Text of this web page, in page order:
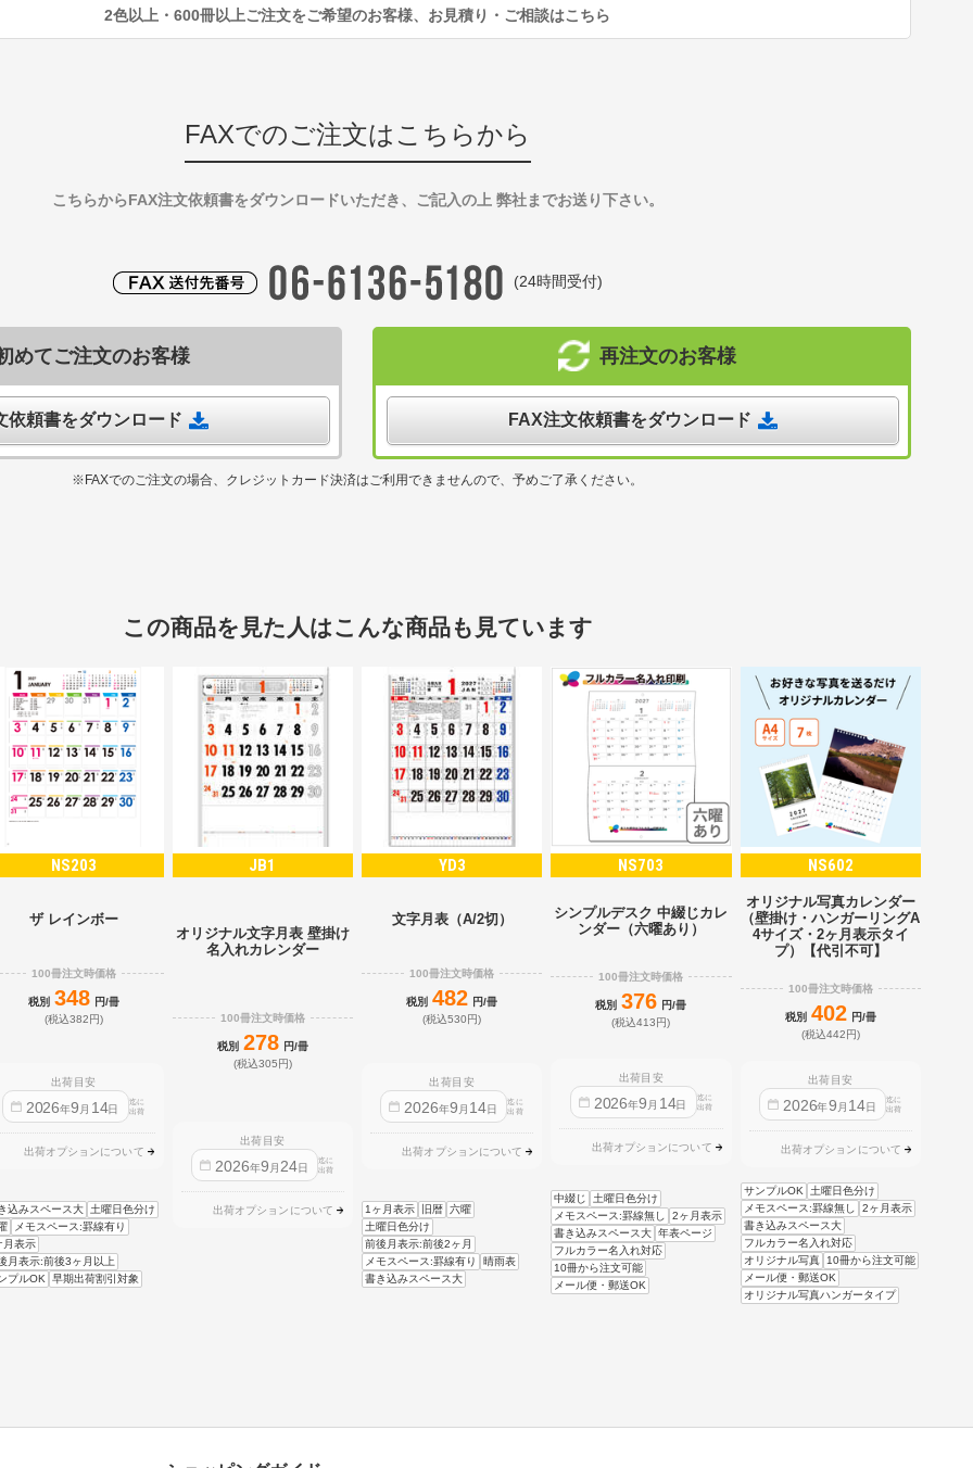
2色以上・600冊以上ご注文をご希望のお客様、お見積り・ご相談はこちら
FAXでのご注文はこちらから
こちらからFAX注文依頼書をダウンロードいただき、ご記入の上 弊社までお送り下さい。
(24時間受付)
めてご注文のお客様
依頼書をダウンロード
再注文のお客様
FAX注文依頼書をダウンロード
※FAXでのご注文の場合、クレジットカード決済はご利用できませんので、予めご了承ください。
この商品を見た人はこんな商品も見ています
NS203
ザ レインボー
100冊注文時価格
税別 348 円/冊
(税込382円)
出荷目安
2026年9 月 14日
迄に
出荷
出荷オプションについて
込みスペース大
土曜日色分け
メモスペース:罫線有り
月表示
月表示:前後3ヶ月以上
プルOK
早期出荷割引対象
JB1
オリジナル文字月表 壁掛け
名入れカレンダー
100冊注文時価格
税別 278 円/冊
(税込305円)
出荷目安
2026年9 月 24日
迄に
出荷
出荷オプションについて
YD3
文字月表（A/2切）
100冊注文時価格
税別 482 円/冊
(税込530円)
出荷目安
2026年9 月 14日
迄に
出荷
出荷オプションについて
1ヶ月表示 旧暦 六曜
土曜日色分け
前後月表示:前後2ヶ月
メモスペース:罫線有り
晴雨表
書き込みスペース大
NS703
シンプルデスク 中綴じカレ
ンダー（六曜あり）
100冊注文時価格
税別 376 円/冊
(税込413円)
出荷目安
2026年9 月 14日
迄に
出荷
出荷オプションについて
中綴じ
土曜日色分け
メモスペース:罫線無し
2ヶ月表示
書き込みスペース大 年表ページ
フルカラー名入れ対応
10冊から注文可能
メール便・郵送OK
NS602
オリジナル写真カレンダー
（壁掛け・ハンガーリングA
4サイズ・2ヶ月表示タイ
プ）【代引不可】
100冊注文時価格
税別 402 円/冊
(税込442円)
出荷目安
2026年9 月 14日
迄に
出荷
出荷オプションについて
サンプルOK 土曜日色分け
メモスペース:罫線無し
2ヶ月表示
書き込みスペース大
フルカラー名入れ対応
オリジナル写真 10冊から注文可能
メール便・郵送OK
オリジナル写真ハンガータイプ